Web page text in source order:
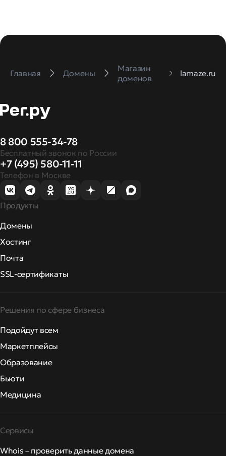
Главная Домены
Магазин
доменов
lamaze.ru
8 800 555-34-78
Бесплатный звонок по России
+7 (495) 580-11-11
Телефон в Москве
Продукты
Домены
Хостинг
Почта
SSL-сертификаты
Решения по сфере бизнеса
Подойдут всем
Маркетплейсы
Образование
Бьюти
Медицина
Сервисы
Whois – проверить данные домена